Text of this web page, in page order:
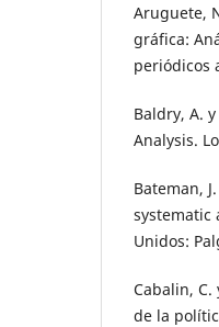
Aruguete,
gráfica:
periódicos
Baldry, A.
Analysis.
Bateman,
systematic
Unidos:
Cabalin, C.
de la